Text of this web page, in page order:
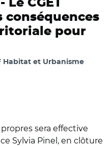
Le CGET
conséquences
pour
Habitat et Urbanisme
sera effective
Sylvia Pinel, en clôture